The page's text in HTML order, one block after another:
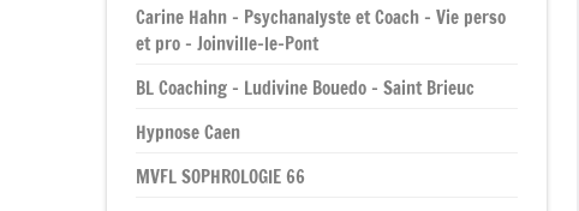
Carine Hahn – Psychanalyste et Coach – Vie perso
et pro – Joinville-le-Pont
BL Coaching – Ludivine Bouedo – Saint Brieuc
Hypnose Caen
MVFL SOPHROLOGIE 66